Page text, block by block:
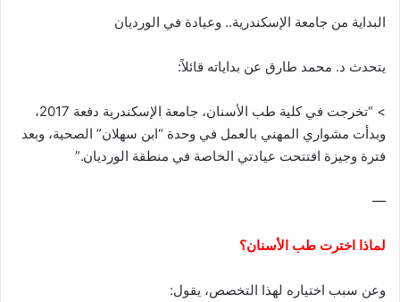
البداية من جامعة الإسكندرية.. وعيادة في الورديان
يتحدث د. محمد طارق عن بداياته قائلاً:
> “تخرجت في كلية طب الأسنان، جامعة الإسكندرية دفعة 2017،
وبدأت مشواري المهني بالعمل في وحدة “ابن سهلان” الصحية، وبعد
فترة وجيزة افتتحت عيادتي الخاصة في منطقة الورديان.”
—
لماذا اخترت طب الأسنان؟
وعن سبب اختياره لهذا التخصص، يقول: